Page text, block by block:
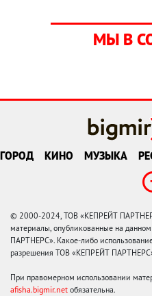
МЫ В
ГОРОД КИНО МУЗЫКА
© 2000-2024, ТОВ «КЕПРЕЙТ
материалы, опубликованные на
ПАРТНЕРС». Какое-либо
разрешения ТОВ «КЕПРЕЙТ
При правомерном использовании
afisha.bigmir.net обязательна.